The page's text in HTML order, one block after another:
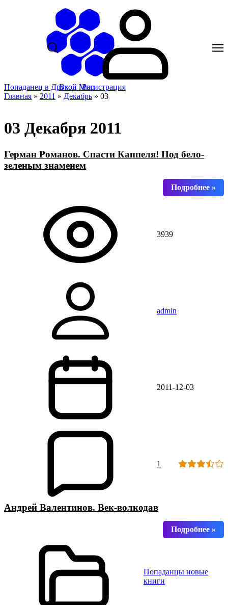
Попаданец в Другой Мир
Вход |Регистрация
Главная » 2011 » Декабрь » 03
03 Декабря 2011
Герман Романов. Спасти Каппеля! Под бело-
зеленым знаменем
3939
admin
2011-12-03
1
Андрей Валентинов. Век-волкодав
Попаданцы новые
книги